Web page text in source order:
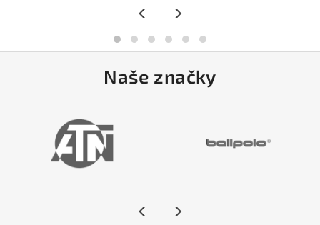
< >
Naše značky
< >